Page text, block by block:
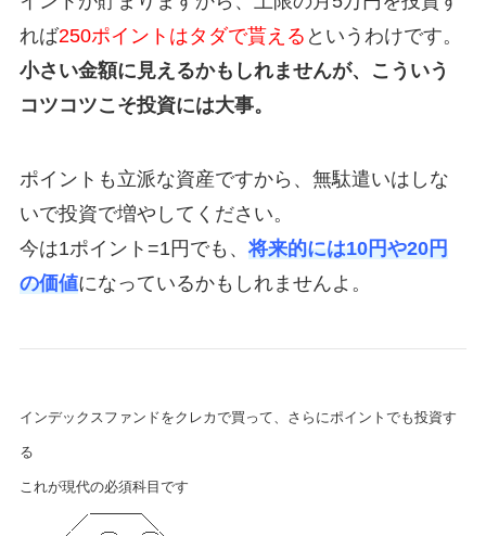
れば250ポイントはタダで貰える というわけです。
小さい金額に見えるかもしれませんが、こういう
コツコツこそ投資には大事。
ポイントも立派な資産ですから、無駄遣いはしな
いで投資で増やしてください。
今は1ポイント=1円でも、 将来的には10円や20円
の価値になっているかもしれませんよ。
インデックスファンドをクレカで買って、さらにポイントでも投資す
る
これが現代の必須科目です